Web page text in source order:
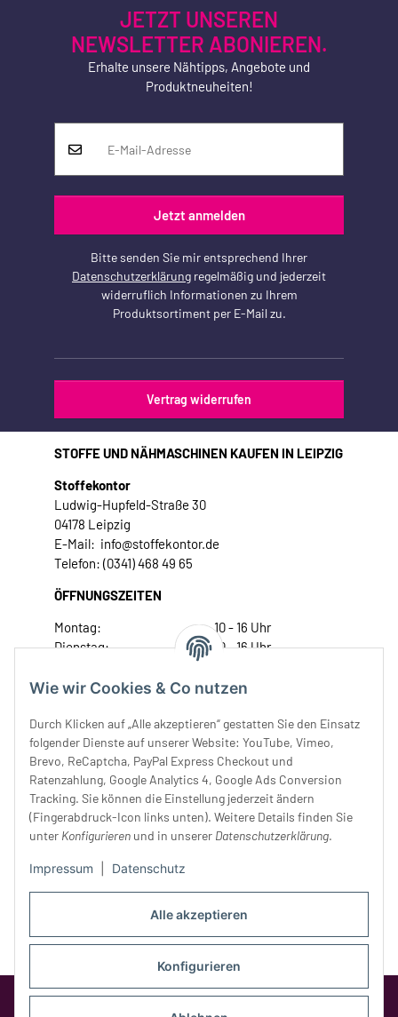
Alle akzeptieren
Konfigurieren
Wie wir Cookies & Co nutzen
Durch Klicken auf „Alle akzeptieren“ gestatten Sie den Einsatz
folgender Dienste auf unserer Website: YouTube, Vimeo,
Brevo, ReCaptcha, PayPal Express Checkout und
Ratenzahlung, Google Analytics 4, Google Ads Conversion
Tracking. Sie können die Einstellung jederzeit ändern
(Fingerabdruck-Icon links unten). Weitere Details finden Sie
unter Konfigurieren und in unserer Datenschutzerklärung.
Impressum Datenschutz
JETZT UNSEREN
NEWSLETTER ABONIEREN.
Erhalte unsere Nähtipps, Angebote und
Produktneuheiten!
Jetzt anmelden
Bitte senden Sie mir entsprechend Ihrer
Datenschutzerklärung regelmäßig und jederzeit
widerruflich Informationen zu Ihrem
Produktsortiment per E-Mail zu.
Vertrag widerrufen
STOFFE UND NÄHMASCHINEN KAUFEN IN LEIPZIG
Stoffekontor
Ludwig-Hupfeld-Straße 30
04178 Leipzig
E-Mail: info@stoffekontor.de
Telefon: (0341) 468 49 65
ÖFFNUNGSZEITEN
Montag:
10 - 16 Uhr
Dienstag:
10 - 16 Uhr
Donnerstag:
10 - 18 Uhr
Samstag:
10 - 14 Uhr
Unser Service
Rechtliches
Google Analytics deaktivierenStatus: